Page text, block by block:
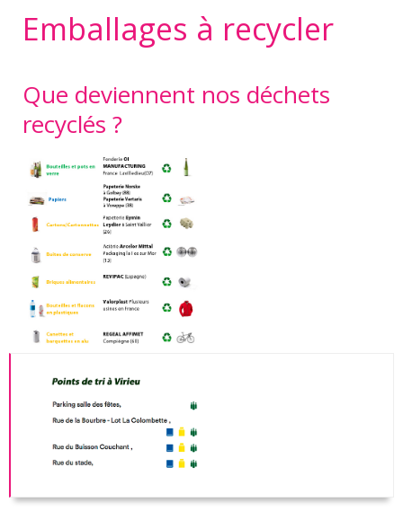
Emballages à recycler
Que deviennent nos déchets
recyclés ?